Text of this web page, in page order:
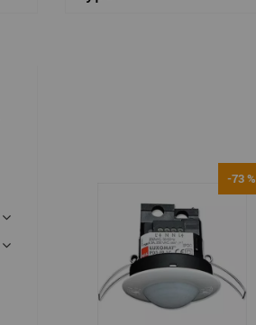
-73 %